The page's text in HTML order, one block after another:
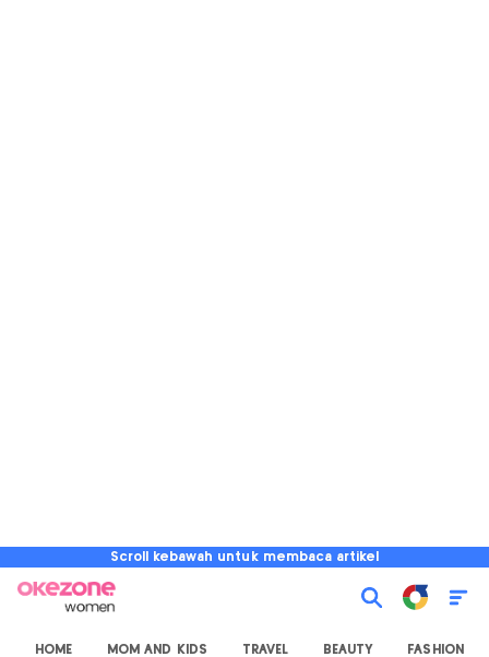
Scroll kebawah untuk membaca artikel
HOME MOM AND KIDS TRAVEL BEAUTY FASHION